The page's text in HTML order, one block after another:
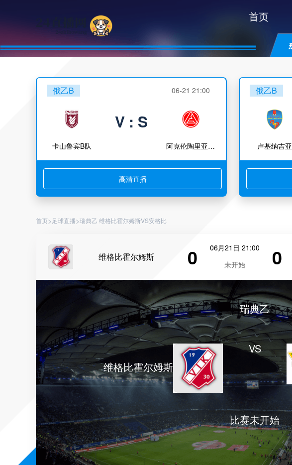
首页
俄乙B 06-21 21:00
卡山鲁宾B队
V : S
阿克伦陶里亚蒂B队
高清直播
俄乙B
卢基纳吉亚
首页> 足球直播>瑞典乙 维格比霍尔姆斯VS安格比
维格比霍尔姆斯 0
06月21日 21:00
未开始
0
维格比霍尔姆斯
瑞典乙
VS
比赛未开始